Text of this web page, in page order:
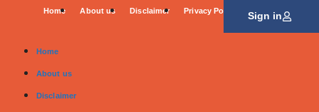
Home About us Disclaimer Privacy Policy Contact Info
Home
About us
Disclaimer
Sign in